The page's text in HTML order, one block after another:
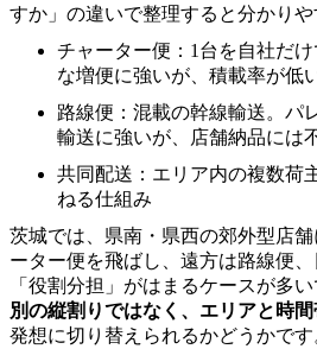
すか」の違いで整理すると分かりや
チャーター便：1台を自社だ
な増便に強いが、積載率が低
路線便：混載の幹線輸送。パ
輸送に強いが、店舗納品には
共同配送：エリア内の複数荷
ねる仕組み
茨城では、県南・県西の郊外型店
ーター便を飛ばし、遠方は路線便
「役割分担」がはまるケースが多
別の縦割りではなく、エリアと時
発想に切り替えられるかどうかです